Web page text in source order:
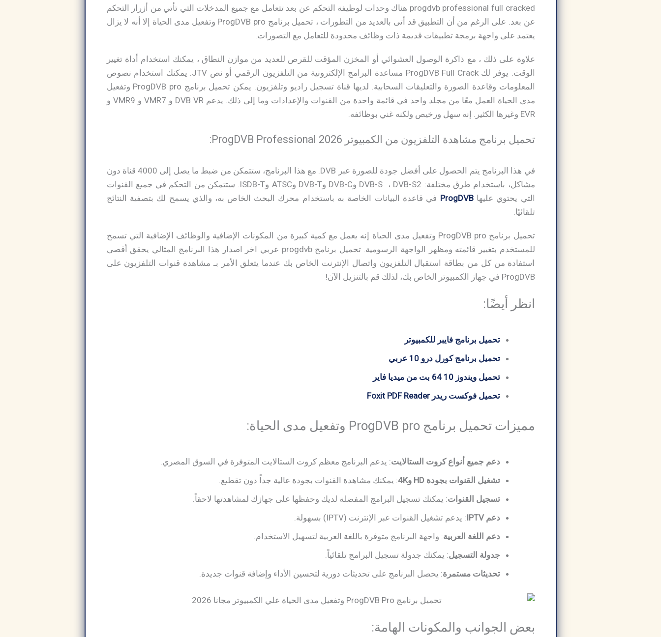
progdvb professional full cracked هناك وحدات لوظيفة التحكم عن بعد تتعامل مع جميع المدخلات التي تأتي من أزرار التحكم
عن بعد. على الرغم من أن التطبيق قد أتى بالعديد من التطورات ، تحميل برنامج ProgDVB pro وتفعيل مدى الحياة إلا أنه لا يزال
يعتمد على واجهة برمجة تطبيقات قديمة ذات وظائف محدودة للتعامل مع التصورات.
علاوة على ذلك ، مع ذاكرة الوصول العشوائي أو المخزن المؤقت للقرص للعديد من موازن النطاق ، يمكنك استخدام أداة تغيير
الوقت. يوفر لك ProgDVB Full Crack مساعدة البرامج الإلكترونية من التلفزيون الرقمي أو نص JTV. يمكنك استخدام نصوص
المعلومات وقاعدة الصورة والتعليقات السحابية. لديها قناة تسجيل راديو وتلفزيون. يمكن تحميل برنامج ProgDVB pro وتفعيل
مدى الحياة العمل معًا من مجلد واحد في قائمة واحدة من القنوات والإعدادات وما إلى ذلك. يدعم DVB VR و VMR7 و VMR9 و
EVR وغيرها الكثير. إنه سهل ورخيص ولكنه غني بوظائفه.
تحميل برنامج مشاهدة التلفزيون من الكمبيوتر ProgDVB Professional 2026:
في هذا البرنامج يتم الحصول على أفضل جودة للصورة عبر DVB. مع هذا البرنامج، ستتمكن من ضبط ما يصل إلى 4000 قناة دون
مشاكل، باستخدام طرق مختلفة: DVB-S ، DVB-S2 وDVB-C وDVB-T وATSC وISDB-T. ستتمكن من التحكم في جميع القنوات
التي يحتوي عليهاProgDVB في قاعدة البيانات الخاصة به باستخدام محرك البحث الخاص به، والذي يسمح لك بتصفية النتائج
تلقائيًا.
تحميل برنامج ProgDVB pro وتفعيل مدى الحياة إنه يعمل مع كمية كبيرة من المكونات الإضافية والوظائف الإضافية التي تسمح
للمستخدم بتغيير قائمته ومظهر الواجهة الرسومية. تحميل برنامج progdvb عربي اخر اصدار هذا البرنامج المثالي يحقق أقصى
استفادة من كل من بطاقة استقبال التلفزيون واتصال الإنترنت الخاص بك عندما يتعلق الأمر بـ مشاهدة قنوات التلفزيون على
ProgDVB في جهاز الكمبيوتر الخاص بك، لذلك قم بالتنزيل الآن!
انظر أيضًا:
تحميل برنامج فايبر للكمبيوتر
تحميل برنامج كورل درو 10 عربي
تحميل ويندوز 10 64 بت من ميديا ​​فاير
تحميل فوكست ريدر Foxit PDF Reader
مميزات تحميل برنامج ProgDVB pro وتفعيل مدى الحياة:
دعم جميع أنواع كروت الستالايت: يدعم البرنامج معظم كروت الستالايت المتوفرة في السوق المصري.
تشغيل القنوات بجودة HD و4K
: يمكنك مشاهدة القنوات بجودة عالية جداً دون تقطيع.
تسجيل القنوات: يمكنك تسجيل البرامج المفضلة لديك وحفظها على جهازك لمشاهدتها لاحقاً.
دعم IPTV
: يدعم تشغيل القنوات عبر الإنترنت (IPTV) بسهولة.
دعم اللغة العربية: واجهة البرنامج متوفرة باللغة العربية لتسهيل الاستخدام.
جدولة التسجيل: يمكنك جدولة تسجيل البرامج تلقائياً.
تحديثات مستمرة: يحصل البرنامج على تحديثات دورية لتحسين الأداء وإضافة قنوات جديدة.
بعض الجوانب والمكونات الهامة: